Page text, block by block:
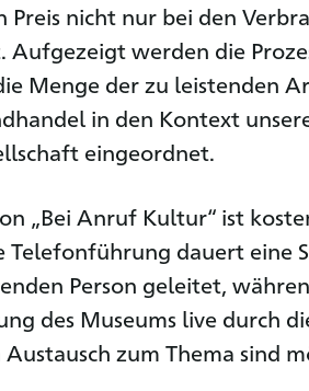
Preis nicht nur bei den
Aufgezeigt werden die
Menge der zu leistenden
in den Kontext
eingeordnet.
„Bei Anruf Kultur“ ist
Telefonführung dauert eine
Person geleitet,
des Museums live durch
zum Thema sind